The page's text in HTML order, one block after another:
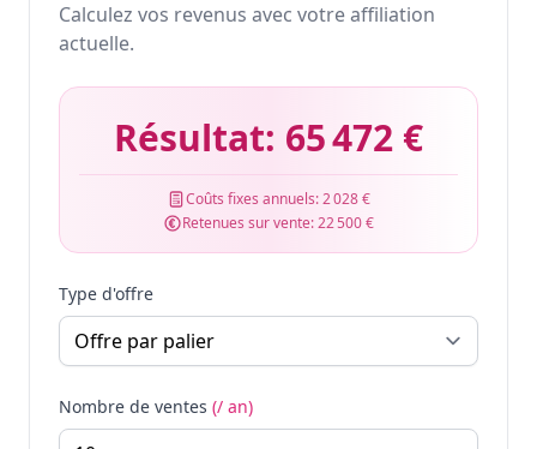
Calculez vos revenus avec votre affiliation
actuelle.
Résultat: 65 472 €
Coûts fixes annuels:2 028 €
Retenues sur vente:22 500 €
Type d'offre
Nombre de ventes (/ an)